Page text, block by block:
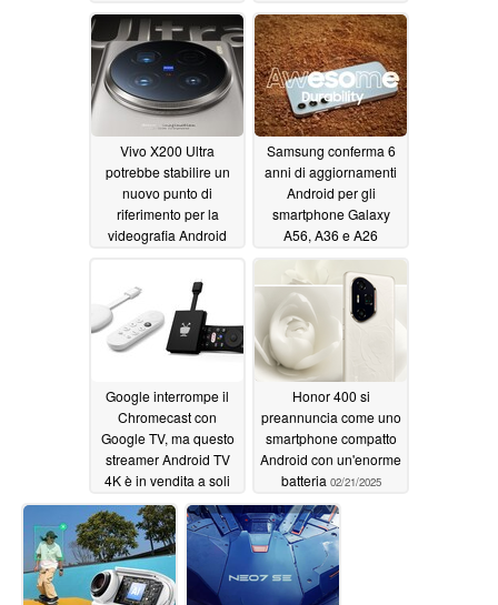
03/05/2025 03/03/2025
Vivo X200 Ultra
potrebbe stabilire un
nuovo punto di
riferimento per la
videografia Android
Samsung conferma 6
anni di aggiornamenti
Android per gli
smartphone Galaxy
A56, A36 e A26
02/25/2025
Google interrompe il
Chromecast con
Google TV, ma questo
streamer Android TV
4K è in vendita a soli
24,99 dollari
02/24/2025
Honor 400 si
preannuncia come uno
smartphone compatto
Android con un'enorme
batteria 02/21/2025